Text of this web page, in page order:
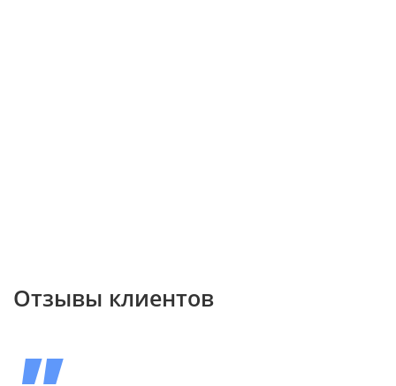
Отзывы клиентов